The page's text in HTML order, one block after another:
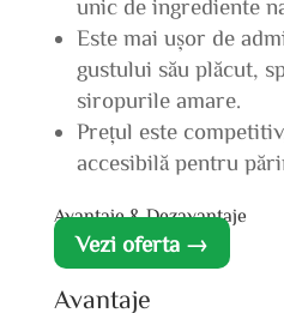
unic de ingrediente
Este mai ușor de
gustului său plăcut,
siropurile amare.
Prețul este
accesibilă pentru
Avantaje & Dezavantaje
Vezi oferta →
Avantaje